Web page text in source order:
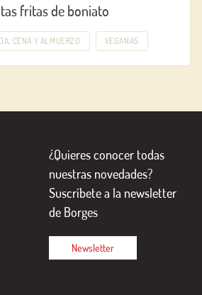
fritas de boniato
CENA Y ALMUERZO VEGANAS
¿Quieres conocer todas
nuestras novedades?
Suscríbete a la newsletter
de Borges
Newsletter